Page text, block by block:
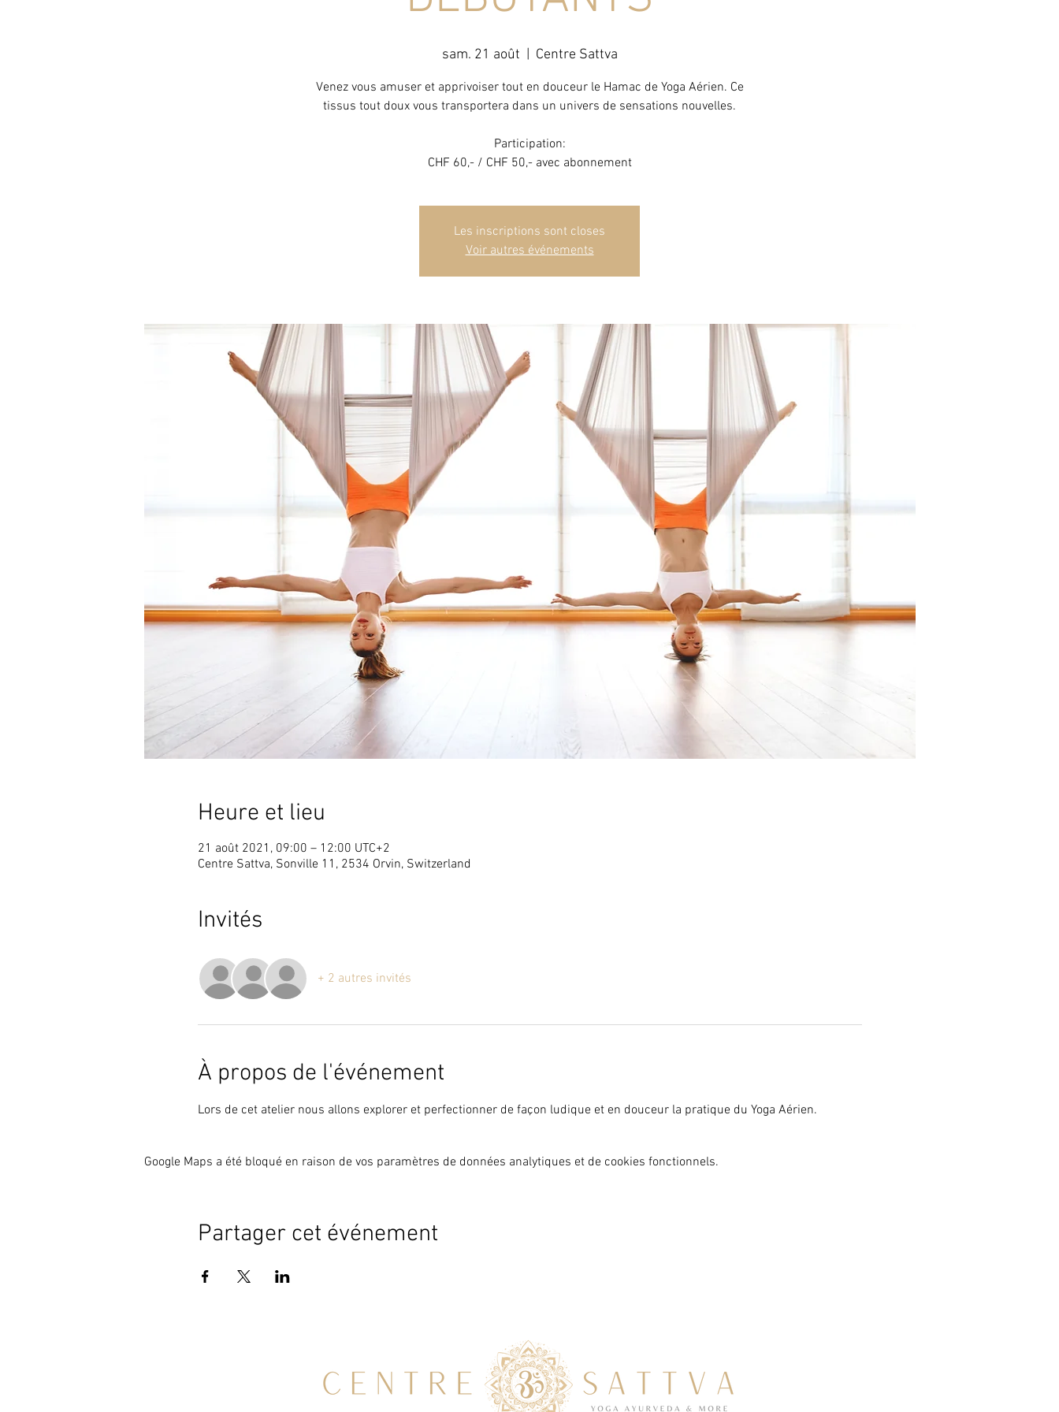
sam. 21 août Centre Sattva
Venez vous amuser et apprivoiser tout en douceur le Hamac de Yoga Aérien. Ce
tissus tout doux vous transportera dans un univers de sensations nouvelles.
Participation:
CHF 60,- / CHF 50,- avec abonnement
Les inscriptions sont closes
Voir autres événements
Heure et lieu
21 août 2021, 09:00 – 12:00 UTC+2
Centre Sattva, Sonville 11, 2534 Orvin, Switzerland
Invités
+ 2 autres invités
À propos de l'événement
Lors de cet atelier nous allons explorer et perfectionner de façon ludique et en douceur la pratique du Yoga Aérien.
Google Maps a été bloqué en raison de vos paramètres de données analytiques et de cookies fonctionnels.
Partager cet événement